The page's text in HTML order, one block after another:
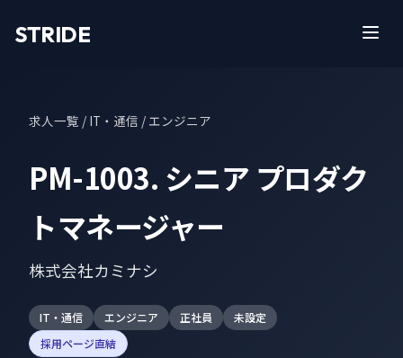
STRIDE
求人一覧 / IT・通信 / エンジニア
PM-1003. シニア プロダク
トマネージャー
株式会社カミナシ
IT・通信 エンジニア 正社員
未設定
採用ページ直結